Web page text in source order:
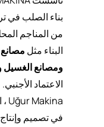
بناء الصلب في
من المناجم
البناء مثل
ومصانع الغسيل
الاعتماد الأجنبي.
في تصميم